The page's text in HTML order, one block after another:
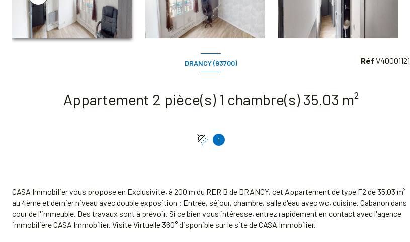
DRANCY (93700)
Appartement 2 pièce(s) 1 chambre(s) 35.03 m²
1
Réf V40001121
CASA Immobilier vous propose en Exclusivité, à 200 m du RER B de DRANCY, cet Appartement de type F2 de 35.03 m²
au 4ème et dernier niveau avec double exposition : Entrée, séjour, chambre, salle d'eau avec wc, cuisine. Cabanon dans
cour de l'immeuble. Des travaux sont à prévoir. Si ce bien vous intéresse, entrez rapidement en contact avec l'agence
immobilière CASA Immobilier. Visite Virtuelle 360° disponible sur le site de CASA Immobilier.